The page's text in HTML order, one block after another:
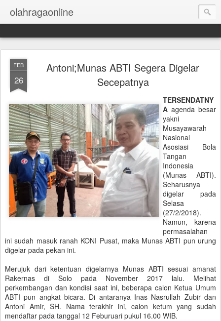
olahragaonline
FEB
26
Antoni;Munas ABTI Segera Digelar
Secepatnya
TERSENDATNY
A agenda besar
yakni
Musayawarah
Nasional
Asosiasi Bola
Tangan
Indonesia
(Munas ABTI).
Seharusnya
digelar pada
Selasa
(27/2/2018).
Namun, karena
permasalahan
ini sudah masuk ranah KONI Pusat, maka Munas ABTI pun urung
digelar pada pekan ini.
Merujuk dari ketentuan digelarnya Munas ABTI sesuai amanat
Rakernas di Solo pada November 2017 lalu. Melihat
perkembangan dan kondisi saat ini, beberapa calon Ketua Umum
ABTI pun angkat bicara. Di antaranya Inas Nasrullah Zubir dan
Antoni Amir, SH. Nama terakhir ini, calon ketum yang sudah
mendaftar pada tanggal 12 Feburuari pukul 16.00 WIB.